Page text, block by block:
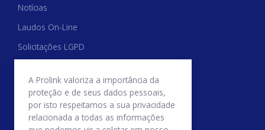
Notícias
Laudos On-Line
Solicitações LGPD
Relatório de Transparência Salarial
Politica de Trocas e Devoluções
A Prolink valoriza a importância da
proteção e de seus dados pessoais,
por isto respeitamos a sua privacidade
relacionada a todas as informações